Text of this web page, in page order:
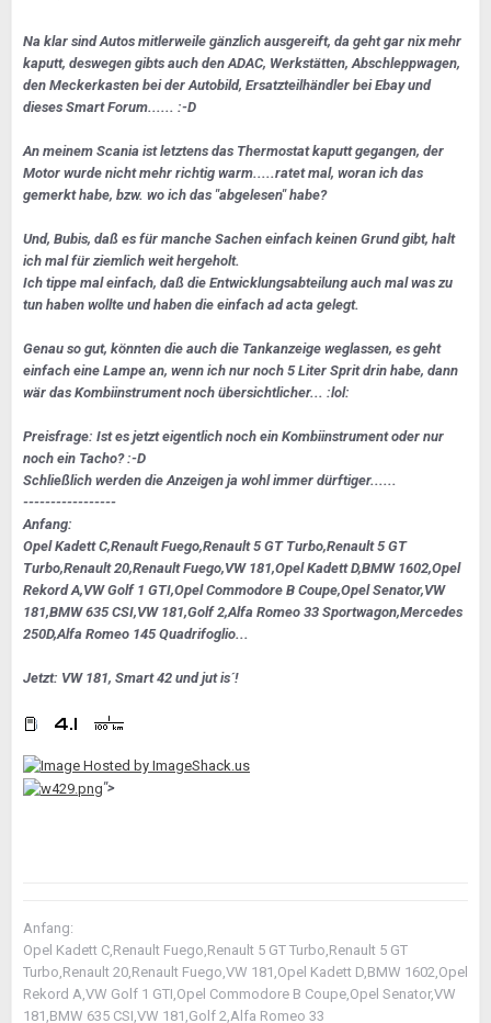
Na klar sind Autos mitlerweile gänzlich ausgereift, da geht gar nix mehr
kaputt, deswegen gibts auch den ADAC, Werkstätten, Abschleppwagen,
den Meckerkasten bei der Autobild, Ersatzteilhändler bei Ebay und
dieses Smart Forum...... :-D
An meinem Scania ist letztens das Thermostat kaputt gegangen, der
Motor wurde nicht mehr richtig warm.....ratet mal, woran ich das
gemerkt habe, bzw. wo ich das "abgelesen" habe?
Und, Bubis, daß es für manche Sachen einfach keinen Grund gibt, halt
ich mal für ziemlich weit hergeholt.
Ich tippe mal einfach, daß die Entwicklungsabteilung auch mal was zu
tun haben wollte und haben die einfach ad acta gelegt.
Genau so gut, könnten die auch die Tankanzeige weglassen, es geht
einfach eine Lampe an, wenn ich nur noch 5 Liter Sprit drin habe, dann
wär das Kombiinstrument noch übersichtlicher... :lol:
Preisfrage: Ist es jetzt eigentlich noch ein Kombiinstrument oder nur
noch ein Tacho? :-D
Schließlich werden die Anzeigen ja wohl immer dürftiger......
-----------------
Anfang:
Opel Kadett C,Renault Fuego,Renault 5 GT Turbo,Renault 5 GT
Turbo,Renault 20,Renault Fuego,VW 181,Opel Kadett D,BMW 1602,Opel
Rekord A,VW Golf 1 GTI,Opel Commodore B Coupe,Opel Senator,VW
181,BMW 635 CSI,VW 181,Golf 2,Alfa Romeo 33 Sportwagon,Mercedes
250D,Alfa Romeo 145 Quadrifoglio...
Jetzt: VW 181, Smart 42 und jut is´!
">
Anfang:
Opel Kadett C,Renault Fuego,Renault 5 GT Turbo,Renault 5 GT
Turbo,Renault 20,Renault Fuego,VW 181,Opel Kadett D,BMW 1602,Opel
Rekord A,VW Golf 1 GTI,Opel Commodore B Coupe,Opel Senator,VW
181,BMW 635 CSI,VW 181,Golf 2,Alfa Romeo 33